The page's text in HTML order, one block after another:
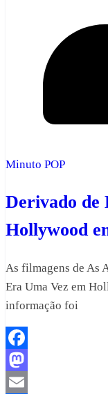
Minuto POP
Derivado de
Hollywood
As filmagens de As
Era Uma Vez em
informação foi
Facebook
Mastodon